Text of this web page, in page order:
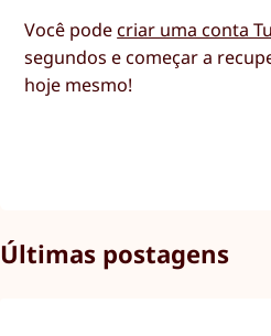
Você pode criar uma conta
segundos e começar a
hoje mesmo!
Últimas postagens